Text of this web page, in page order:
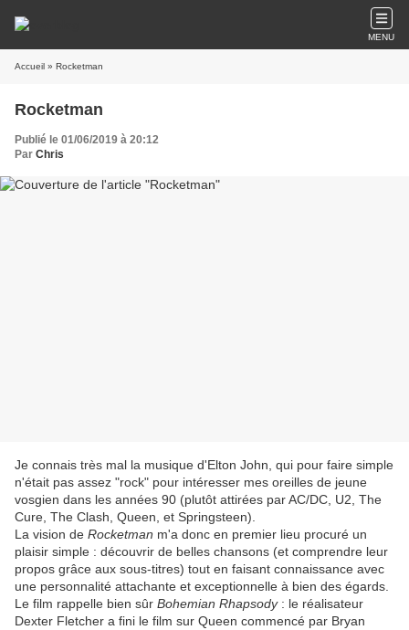
MENU
Accueil » Rocketman
Rocketman
Publié le 01/06/2019 à 20:12
Par Chris
Je connais très mal la musique d'Elton John, qui pour faire simple
n'était pas assez "rock" pour intéresser mes oreilles de jeune
vosgien dans les années 90 (plutôt attirées par AC/DC, U2, The
Cure, The Clash, Queen, et Springsteen).
La vision de Rocketman m'a donc en premier lieu procuré un
plaisir simple : découvrir de belles chansons (et comprendre leur
propos grâce aux sous-titres) tout en faisant connaissance avec
une personnalité attachante et exceptionnelle à bien des égards.
Le film rappelle bien sûr Bohemian Rhapsody: le réalisateur
Dexter Fletcher a fini le film sur Queen commencé par Bryan